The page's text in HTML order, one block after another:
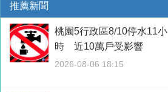
推薦新聞
桃園5行政區8/10停水11小
時 近10萬戶受影響
2026-08-06 18:15